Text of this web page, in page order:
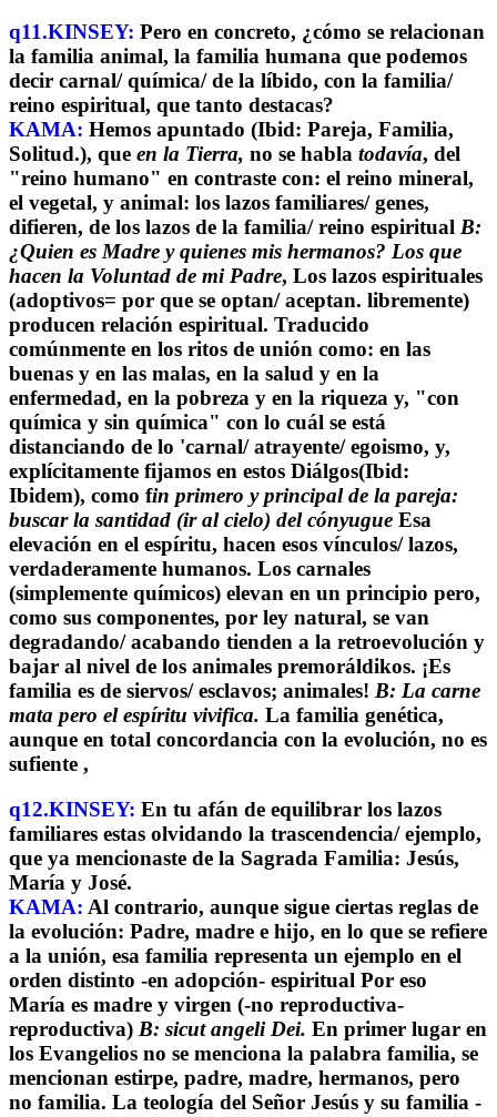
q11.KINSEY: Pero en concreto, ¿cómo se relacionan
la familia animal, la familia humana que podemos
decir carnal/ química/ de la líbido, con la familia/
reino espiritual, que tanto destacas?
KAMA: Hemos apuntado (Ibid: Pareja, Familia,
Solitud.), que en la Tierra, no se habla todavía, del
"reino humano" en contraste con: el reino mineral,
el vegetal, y animal: los lazos familiares/ genes,
difieren, de los lazos de la familia/ reino espiritual B:
¿Quien es Madre y quienes mis hermanos? Los que
hacen la Voluntad de mi Padre, Los lazos espirituales
(adoptivos= por que se optan/ aceptan. libremente)
producen relación espiritual. Traducido
comúnmente en los ritos de unión como: en las
buenas y en las malas, en la salud y en la
enfermedad, en la pobreza y en la riqueza y, "con
química y sin química" con lo cuál se está
distanciando de lo 'carnal/ atrayente/ egoismo, y,
explícitamente fijamos en estos Diálgos(Ibid:
Ibidem), como fin primero y principal de la pareja:
buscar la santidad (ir al cielo) del cónyugue Esa
elevación en el espíritu, hacen esos vínculos/ lazos,
verdaderamente humanos. Los carnales
(simplemente químicos) elevan en un principio pero,
como sus componentes, por ley natural, se van
degradando/ acabando tienden a la retroevolución y
bajar al nivel de los animales premoráldikos. ¡Es
familia es de siervos/ esclavos; animales! B: La carne
mata pero el espíritu vivifica. La familia genética,
aunque en total concordancia con la evolución, no es
sufiente ,
q12.KINSEY: En tu afán de equilibrar los lazos
familiares estas olvidando la trascendencia/ ejemplo,
que ya mencionaste de la Sagrada Familia: Jesús,
María y José.
KAMA: Al contrario, aunque sigue ciertas reglas de
la evolución: Padre, madre e hijo, en lo que se refiere
a la unión, esa familia representa un ejemplo en el
orden distinto -en adopción- espiritual Por eso
María es madre y virgen (-no reproductiva-
reproductiva) B: sicut angeli Dei. En primer lugar en
los Evangelios no se menciona la palabra familia, se
mencionan estirpe, padre, madre, hermanos, pero
no familia. La teología del Señor Jesús y su familia -